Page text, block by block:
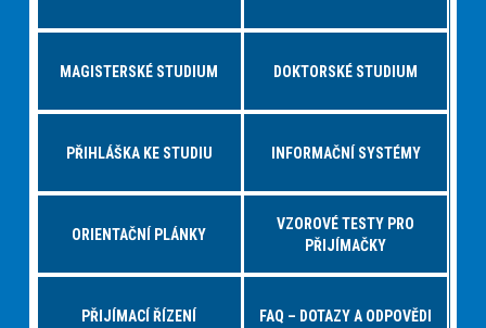
MAGISTERSKÉ STUDIUM DOKTORSKÉ STUDIUM
PŘIHLÁŠKA KE STUDIU INFORMAČNÍ SYSTÉMY
ORIENTAČNÍ PLÁNKY
VZOROVÉ TESTY PRO
PŘIJÍMAČKY
PŘIJÍMACÍ ŘÍZENÍ FAQ – DOTAZY A ODPOVĚDI